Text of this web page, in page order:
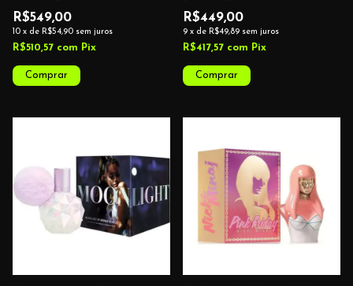
R$549,00
10 x de R$54,90 sem juros
R$510,57 com Pix
R$449,00
9 x de R$49,89 sem juros
R$417,57 com Pix